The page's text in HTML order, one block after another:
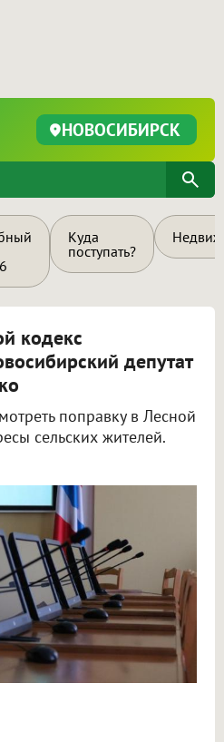
НОВОСИБИРСК
Куда
поступать?
кодекс
депутат
поправку в Лесной
сельских жителей.